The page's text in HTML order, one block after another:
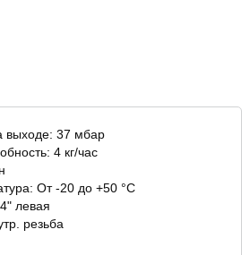
выходе: 37 мбар
4 кг/час
От -20 до +50 °С
левая
резьба